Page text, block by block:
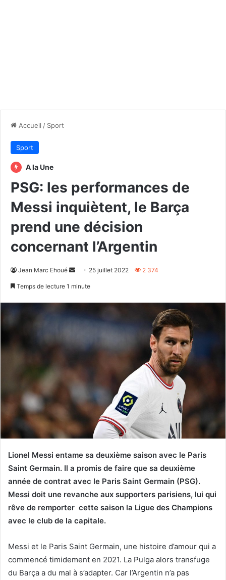
Accueil / Sport
Sport
A la Une
PSG: les performances de
Messi inquiètent, le Barça
prend une décision
concernant l’Argentin
Jean Marc Ehoué
Envoyer25 juillet 2022 2 374
Temps de lecture 1 minute
Lionel Messi entame sa deuxième saison avec le Paris
Saint Germain. Il a promis de faire que sa deuxième
année de contrat avec le Paris Saint Germain (PSG).
Messi doit une revanche aux supporters parisiens, lui qui
rêve de remporter cette saison la Ligue des Champions
avec le club de la capitale.
Messi et le Paris Saint Germain, une histoire d’amour qui a
commencé timidement en 2021. La Pulga alors transfuge
du Barça a du mal à s’adapter. Car l’Argentin n’a pas